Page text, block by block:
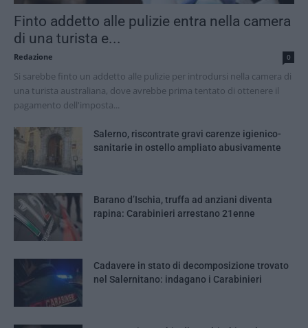
Finto addetto alle pulizie entra nella camera
di una turista e...
Redazione 0
Si sarebbe finto un addetto alle pulizie per introdursi nella camera di
una turista australiana, dove avrebbe prima tentato di ottenere il
pagamento dell'imposta...
Salerno, riscontrate gravi carenze igienico-
sanitarie in ostello ampliato abusivamente
Barano d’Ischia, truffa ad anziani diventa
rapina: Carabinieri arrestano 21enne
Cadavere in stato di decomposizione trovato
nel Salernitano: indagano i Carabinieri